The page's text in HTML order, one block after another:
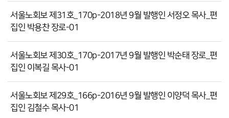
서울노회보 제31호_170p-2018년 9월 발행인 서정오 목사_편
집인 박용찬 장로-01
서울노회보 제30호_170p-2017년 9월 발행인 박순태 장로_편
집인 이복길 목사-01
서울노회보 제29호_166p-2016년 9월 발행인 이양덕 목사_편
집인 김철수 목사-01